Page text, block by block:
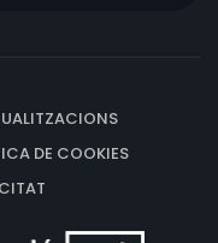
DE COOKIES